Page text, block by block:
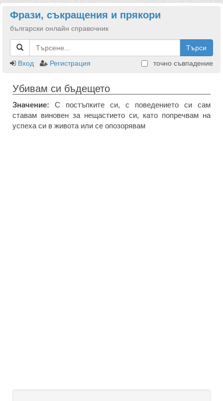
Фрази, съкращения и прякори
български онлайн справочник
Търси
Вход
Регистрация точно съвпадение
Убивам си бъдещето
Значение: С постъпките си, с поведението си сам
ставам виновен за нещастието си, като попречвам на
успеха си в живота или се опозорявам